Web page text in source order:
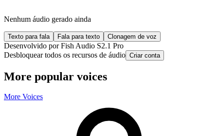
Nenhum áudio gerado ainda
Texto para fala Fala para texto Clonagem de voz
Desenvolvido por Fish Audio S2.1 Pro
Desbloquear todos os recursos de áudio Criar conta
More popular voices
More Voices